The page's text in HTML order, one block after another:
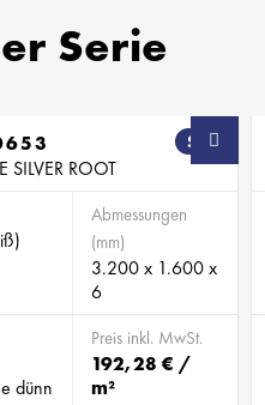
Serie
SB
SILVER ROOT
Abmessungen
(mm)
3.200 x 1.600 x
6
dünn
Preis inkl. MwSt.
192,28 € /
m²